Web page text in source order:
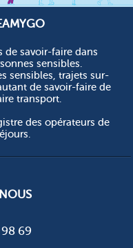
de savoir-faire dans
sensibles.
sensibles, trajets sur-
de savoir-faire de
transport.
des opérateurs de
69